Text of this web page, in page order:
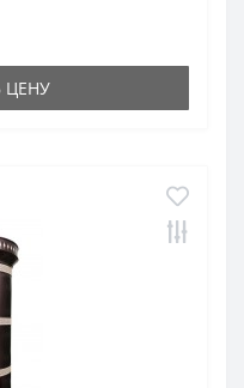
ЦЕНУ